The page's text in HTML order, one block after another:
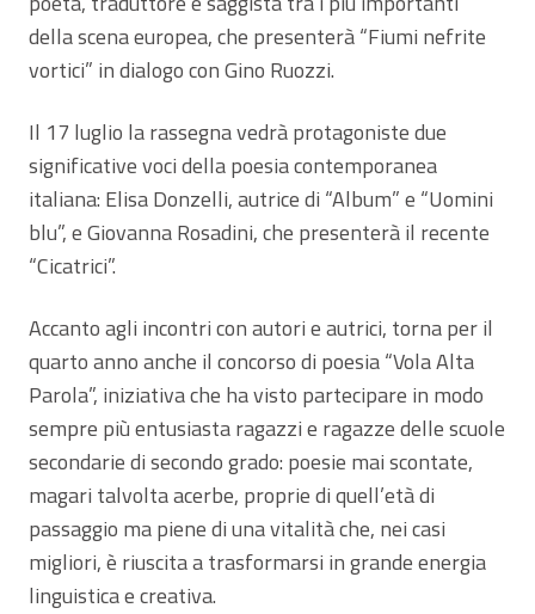
della scena europea, che presenterà “Fiumi nefrite
vortici” in dialogo con Gino Ruozzi.
Il 17 luglio la rassegna vedrà protagoniste due
significative voci della poesia contemporanea
italiana: Elisa Donzelli, autrice di “Album” e “Uomini
blu”, e Giovanna Rosadini, che presenterà il recente
“Cicatrici”.
Accanto agli incontri con autori e autrici, torna per il
quarto anno anche il concorso di poesia “Vola Alta
Parola”, iniziativa che ha visto partecipare in modo
sempre più entusiasta ragazzi e ragazze delle scuole
secondarie di secondo grado: poesie mai scontate,
magari talvolta acerbe, proprie di quell’età di
passaggio ma piene di una vitalità che, nei casi
migliori, è riuscita a trasformarsi in grande energia
linguistica e creativa.